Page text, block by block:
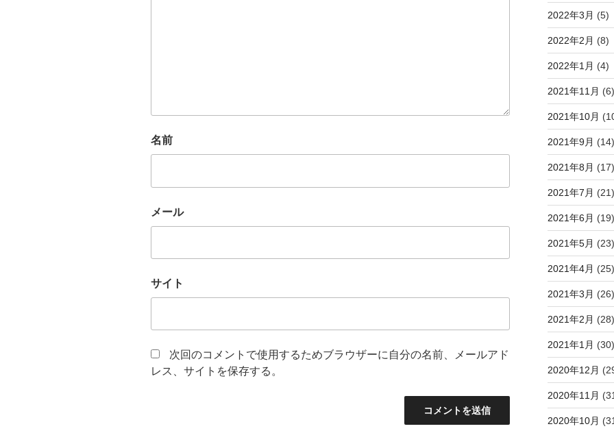
名前
メール
サイト
次回のコメントで使用するためブラウザーに自分の名前、メールアド
レス、サイトを保存する。
2022年3月 (5)
2022年2月 (8)
2022年1月 (4)
2021年11月 (6)
2021年10月
2021年9月 (14)
2021年8月 (17)
2021年7月 (21)
2021年6月 (19)
2021年5月 (23)
2021年4月 (25)
2021年3月 (26)
2021年2月 (28)
2021年1月 (30)
2020年12月
2020年11月
2020年10月